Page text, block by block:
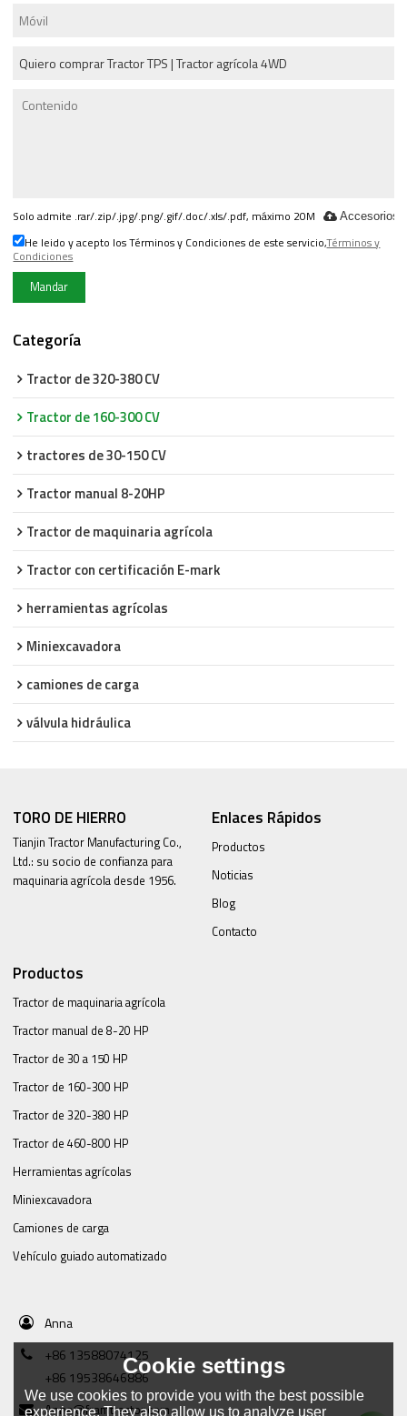
Solo admite .rar/.zip/.jpg/.png/.gif/.doc/.xls/.pdf, máximo 20M Accesorios
He leido y acepto los Términos y Condiciones de este servicio,Términos y
Condiciones
Mandar
Categoría
Tractor de 320-380 CV
Tractor de 160-300 CV
tractores de 30-150 CV
Tractor manual 8-20HP
Tractor de maquinaria agrícola
Tractor con certificación E-mark
herramientas agrícolas
Miniexcavadora
camiones de carga
válvula hidráulica
TORO DE HIERRO
Tianjin Tractor Manufacturing Co.,
Ltd.: su socio de confianza para
maquinaria agrícola desde 1956.
Enlaces Rápidos
Productos
Noticias
Blog
Contacto
Productos
Tractor de maquinaria agrícola
Tractor manual de 8-20 HP
Tractor de 30 a 150 HP
Tractor de 160-300 HP
Tractor de 320-380 HP
Tractor de 460-800 HP
Herramientas agrícolas
Miniexcavadora
Camiones de carga
Vehículo guiado automatizado
Anna
+86 13588074125
+86 19538646886
Anna@framtractor.com
Cookie settings
We use cookies to provide you with the best possible
experience. They also allow us to analyze user